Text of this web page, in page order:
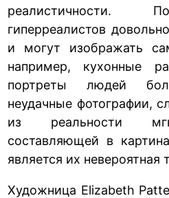
реалистичности.
гиперреалистов
и могут изображать
например, кухонные
портреты людей
неудачные фотографии,
из реальности
составляющей в
является их невероятная
Художница Elizabeth